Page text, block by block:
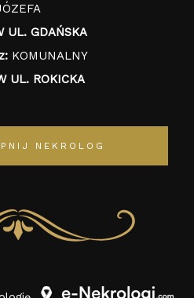
UL. GDAŃSKA
KOMUNALNY
UL. ROKICKA
NEKROLOG